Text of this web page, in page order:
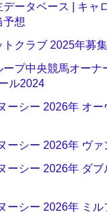
ータベース | キャ
予想
クラブ 2025年募
プ中央競馬オーナ
ル2024
ーシー 2026年 オー
ーシー 2026年 ヴ
ーシー 2026年 ダ
ーシー 2026年 ミル